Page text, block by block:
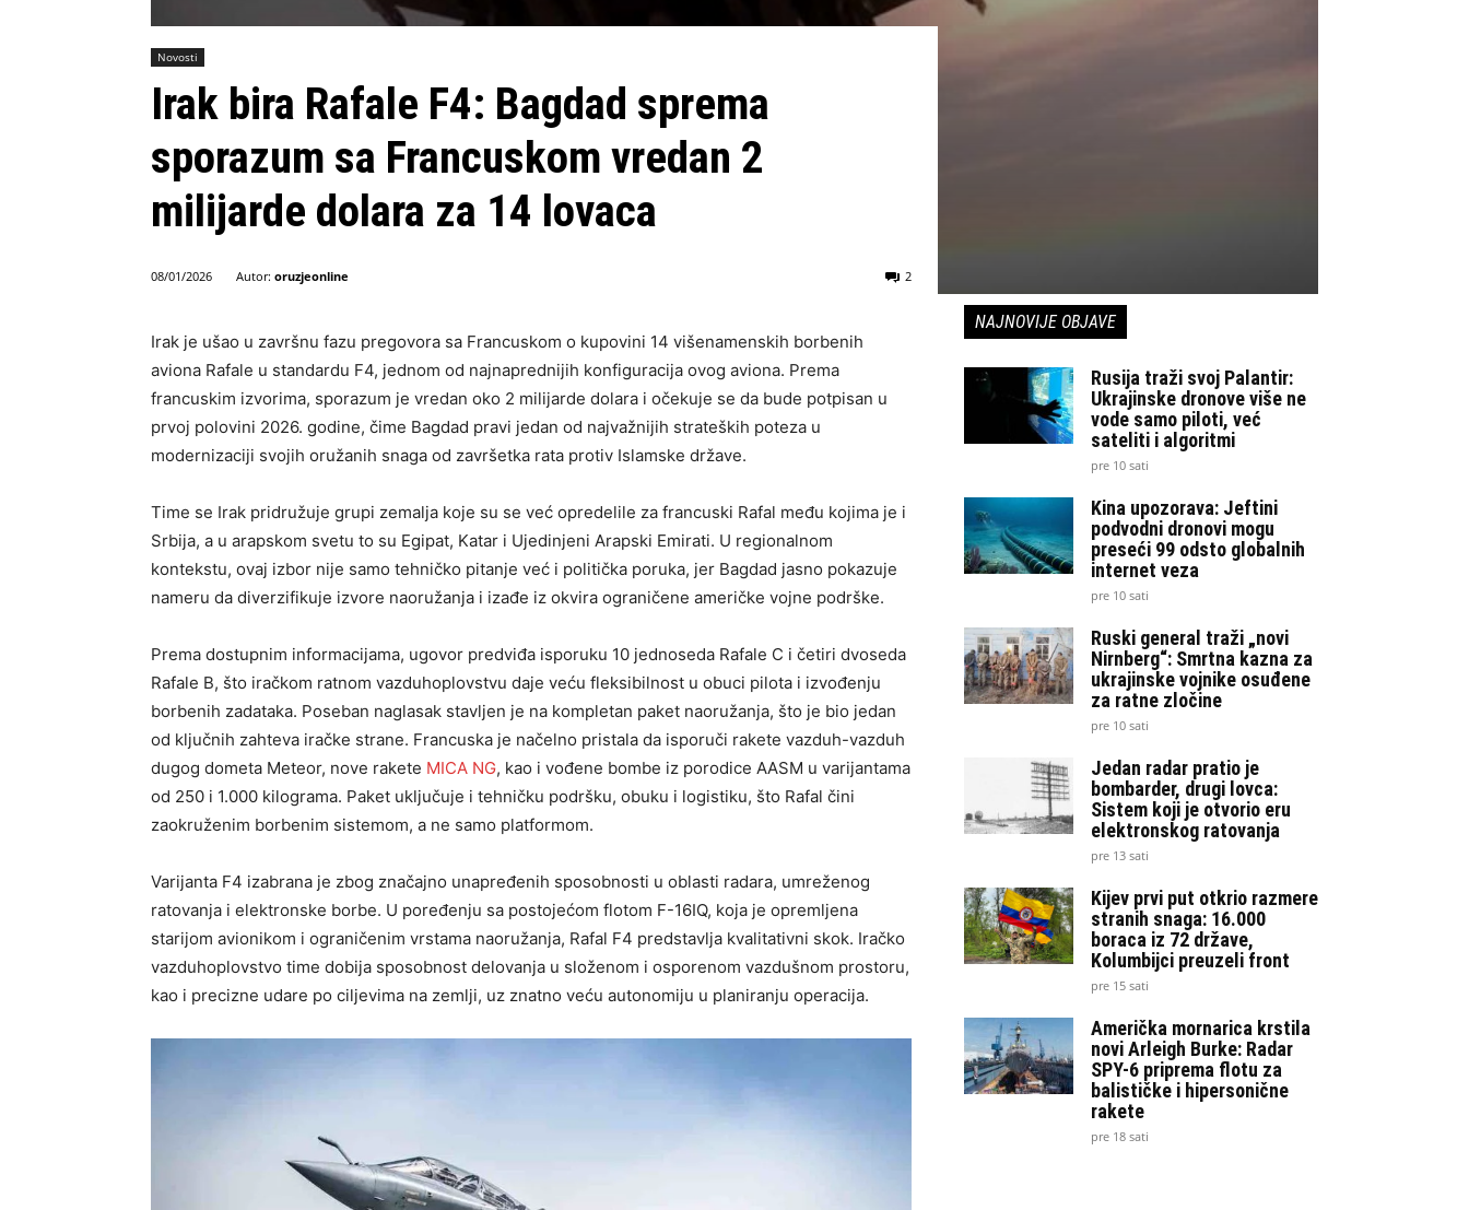
Novosti
Irak bira Rafale F4: Bagdad sprema
sporazum sa Francuskom vredan 2
milijarde dolara za 14 lovaca
08/01/2026 Autor: oruzjeonline 2
Irak je ušao u završnu fazu pregovora sa Francuskom o kupovini 14 višenamenskih borbenih
aviona Rafale u standardu F4, jednom od najnaprednijih konfiguracija ovog aviona. Prema
francuskim izvorima, sporazum je vredan oko 2 milijarde dolara i očekuje se da bude potpisan u
prvoj polovini 2026. godine, čime Bagdad pravi jedan od najvažnijih strateških poteza u
modernizaciji svojih oružanih snaga od završetka rata protiv Islamske države.
Time se Irak pridružuje grupi zemalja koje su se već opredelile za francuski Rafal među kojima je i
Srbija, a u arapskom svetu to su Egipat, Katar i Ujedinjeni Arapski Emirati. U regionalnom
kontekstu, ovaj izbor nije samo tehničko pitanje već i politička poruka, jer Bagdad jasno pokazuje
nameru da diverzifikuje izvore naoružanja i izađe iz okvira ograničene američke vojne podrške.
Prema dostupnim informacijama, ugovor predviđa isporuku 10 jednoseda Rafale C i četiri dvoseda
Rafale B, što iračkom ratnom vazduhoplovstvu daje veću fleksibilnost u obuci pilota i izvođenju
borbenih zadataka. Poseban naglasak stavljen je na kompletan paket naoružanja, što je bio jedan
od ključnih zahteva iračke strane. Francuska je načelno pristala da isporuči rakete vazduh-vazduh
dugog dometa Meteor, nove rakete MICA NG, kao i vođene bombe iz porodice AASM u varijantama
od 250 i 1.000 kilograma. Paket uključuje i tehničku podršku, obuku i logistiku, što Rafal čini
zaokruženim borbenim sistemom, a ne samo platformom.
Varijanta F4 izabrana je zbog značajno unapređenih sposobnosti u oblasti radara, umreženog
ratovanja i elektronske borbe. U poređenju sa postojećom flotom F-16IQ, koja je opremljena
starijom avionikom i ograničenim vrstama naoružanja, Rafal F4 predstavlja kvalitativni skok. Iračko
vazduhoplovstvo time dobija sposobnost delovanja u složenom i osporenom vazdušnom prostoru,
kao i precizne udare po ciljevima na zemlji, uz znatno veću autonomiju u planiranju operacija.
NAJNOVIJE OBJAVE
Rusija traži svoj Palantir:
Ukrajinske dronove više ne
vode samo piloti, već
sateliti i algoritmi
pre 10 sati
Kina upozorava: Jeftini
podvodni dronovi mogu
preseći 99 odsto globalnih
internet veza
pre 10 sati
Ruski general traži „novi
Nirnberg“: Smrtna kazna za
ukrajinske vojnike osuđene
za ratne zločine
pre 10 sati
Jedan radar pratio je
bombarder, drugi lovca:
Sistem koji je otvorio eru
elektronskog ratovanja
pre 13 sati
Kijev prvi put otkrio razmere
stranih snaga: 16.000
boraca iz 72 države,
Kolumbijci preuzeli front
pre 15 sati
Američka mornarica krstila
novi Arleigh Burke: Radar
SPY-6 priprema flotu za
balističke i hipersonične
rakete
pre 18 sati